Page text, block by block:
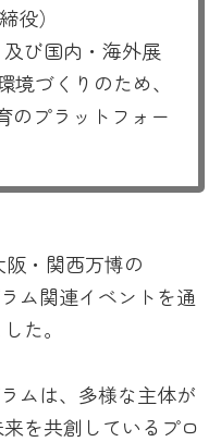
役）
び国内・海外展
境づくりのため、
のプラットフォー
阪・関西万博の
ム関連イベントを通
た。
ラムは、多様な主体が
を共創しているプロ